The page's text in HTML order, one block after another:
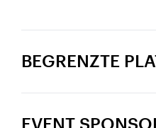
BEGRENZTE
EVENT